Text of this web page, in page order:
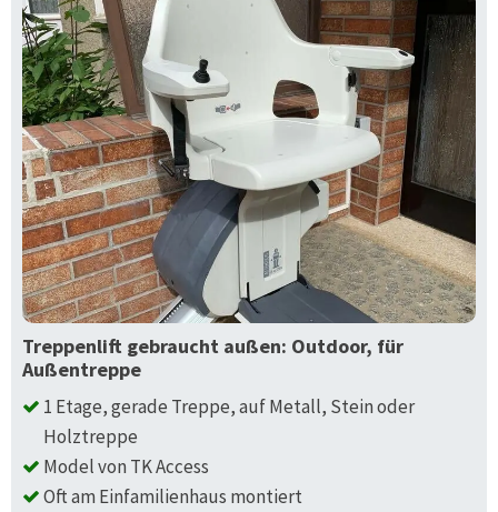
Treppenlift gebraucht außen: Outdoor, für
Außentreppe
1 Etage, gerade Treppe, auf Metall, Stein oder
Holztreppe
Model von TK Access
Oft am Einfamilienhaus montiert